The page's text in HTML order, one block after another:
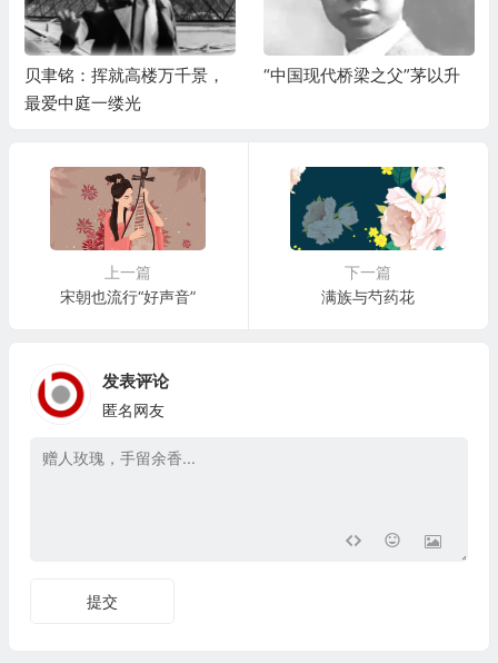
贝聿铭：挥就高楼万千景，
最爱中庭一缕光
“中国现代桥梁之父”茅以升
上一篇
宋朝也流行“好声音”
下一篇
满族与芍药花
发表评论
匿名网友
提交